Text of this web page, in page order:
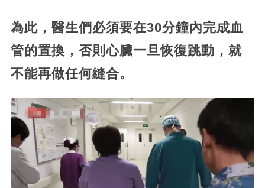
為此，醫生們必須要在30分鐘內完成血
管的置換，否則心臟一旦恢復跳動，就
不能再做任何縫合。